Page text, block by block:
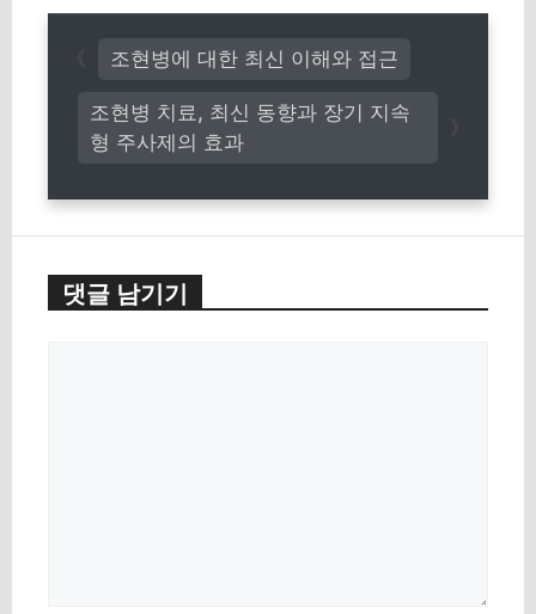
조현병 치료, 최신 동향과 장기 지속
형 주사제의 효과
조현병에 대한 최신 이해와 접근
댓글 남기기